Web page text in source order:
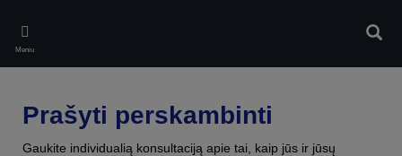
main
content
Meniu
Prašyti perskambinti
Gaukite individualią konsultaciją apie tai, kaip jūs ir jūsų